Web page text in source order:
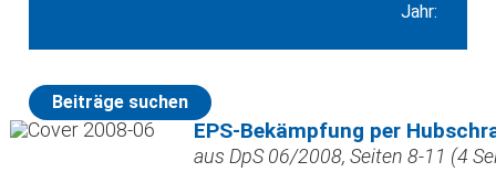
Jahr:
Beiträge suchen
EPS-Bekämpfung per
aus DpS 06/2008, Seiten 8-11 (4